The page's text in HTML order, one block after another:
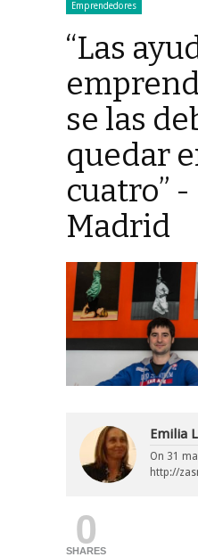
Emprendedores
“Las
se las
quedar
cuatro” -
Madrid
Emilia
On 31
http://
0
SHARES